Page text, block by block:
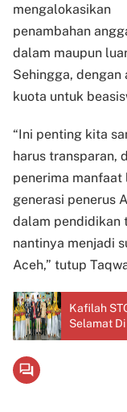
mengalokasikan
penambahan
dalam maupun
Sehingga, dengan
kuota untuk
“Ini penting kita
harus transparan,
penerima
generasi penerus
dalam pendidikan
nantinya menjadi
Aceh,” tutup
Kafilah
Selamat